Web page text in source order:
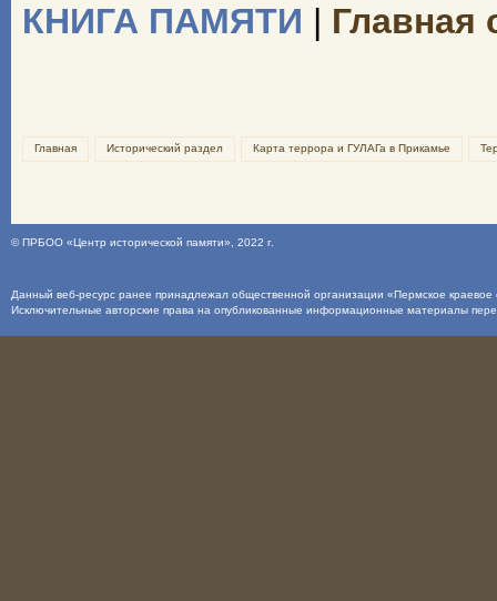
КНИГА ПАМЯТИ | Главная
Главная Исторический раздел Карта террора и ГУЛАГа в Прикамье
©ПРБОО «Центр исторической памяти» , 2022 г.
Данный веб-ресурс ранее принадлежал общественной организации «Пермское
Исключительные авторские права на опубликованные информационные материалы